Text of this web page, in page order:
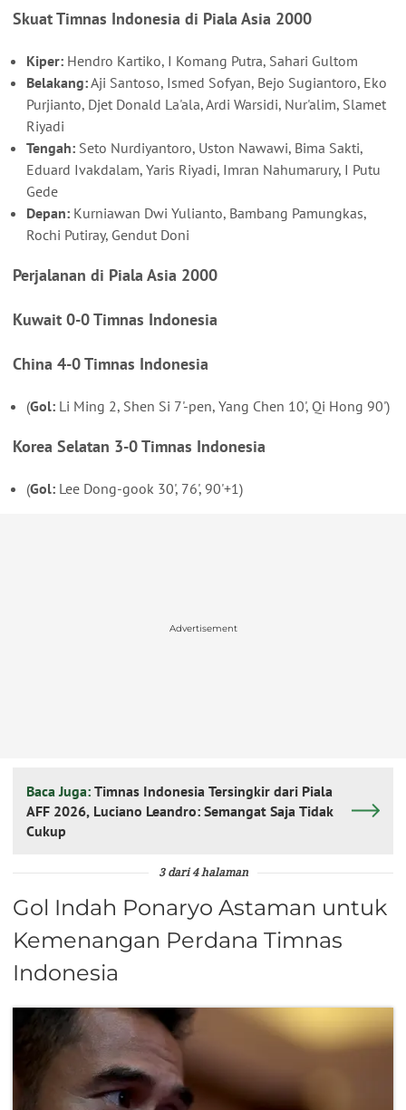
Skuat Timnas Indonesia di Piala Asia 2000
Kiper: Hendro Kartiko, I Komang Putra, Sahari Gultom
Belakang:Aji Santoso, Ismed Sofyan, Bejo Sugiantoro, Eko
Purjianto, Djet Donald La'ala, Ardi Warsidi, Nur'alim, Slamet
Riyadi
Tengah: Seto Nurdiyantoro, Uston Nawawi, Bima Sakti,
Eduard Ivakdalam, Yaris Riyadi, Imran Nahumarury, I Putu
Gede
Depan: Kurniawan Dwi Yulianto, Bambang Pamungkas,
Rochi Putiray, Gendut Doni
Perjalanan di Piala Asia 2000
Kuwait 0-0 Timnas Indonesia
China 4-0 Timnas Indonesia
(Gol: Li Ming 2, Shen Si 7'-pen, Yang Chen 10', Qi Hong 90')
Korea Selatan 3-0 Timnas Indonesia
(Gol: Lee Dong-gook 30', 76', 90'+1)
Advertisement
Baca Juga: Timnas Indonesia Tersingkir dari Piala
AFF 2026, Luciano Leandro: Semangat Saja Tidak
Cukup
3 dari 4 halaman
Gol Indah Ponaryo Astaman untuk
Kemenangan Perdana Timnas
Indonesia